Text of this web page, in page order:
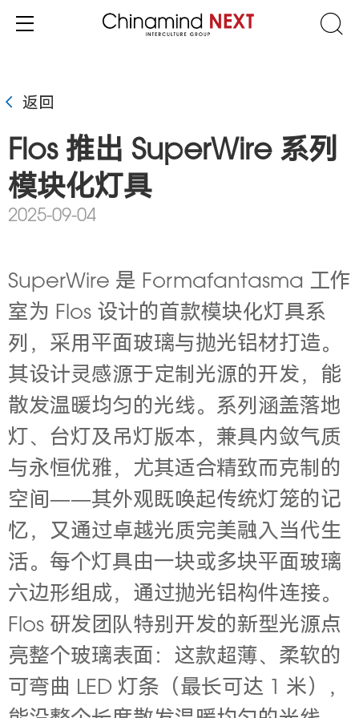
返回
Flos 推出 SuperWire 系列
模块化灯具
2025-09-04
SuperWire 是 Formafantasma 工作
室为 Flos 设计的首款模块化灯具系
列，采用平面玻璃与抛光铝材打造。
其设计灵感源于定制光源的开发，能
散发温暖均匀的光线。系列涵盖落地
灯、台灯及吊灯版本，兼具内敛气质
与永恒优雅，尤其适合精致而克制的
空间——其外观既唤起传统灯笼的记
忆，又通过卓越光质完美融入当代生
活。每个灯具由一块或多块平面玻璃
六边形组成，通过抛光铝构件连接。
Flos 研发团队特别开发的新型光源点
亮整个玻璃表面：这款超薄、柔软的
可弯曲 LED 灯条（最长可达 1 米），